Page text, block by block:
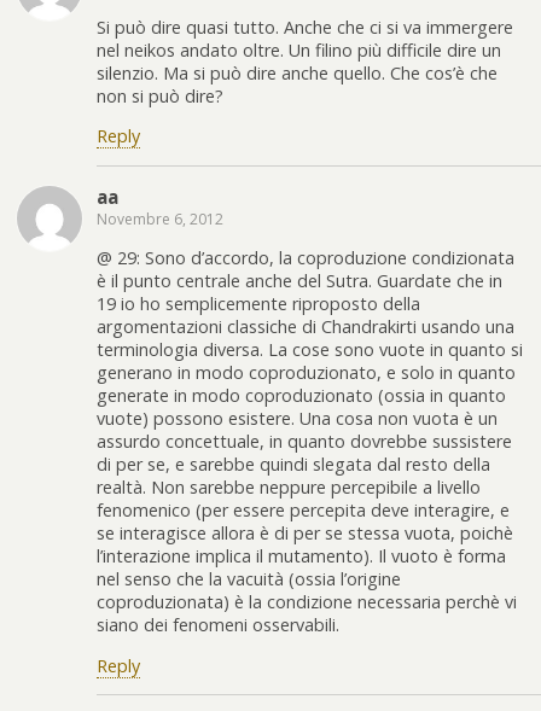
Si può dire quasi tutto. Anche che ci si va immergere
nel neikos andato oltre. Un filino più difficile dire un
silenzio. Ma si può dire anche quello. Che cos’è che
non si può dire?
Reply
aa
Novembre 6, 2012
@ 29: Sono d’accordo, la coproduzione condizionata
è il punto centrale anche del Sutra. Guardate che in
19 io ho semplicemente riproposto della
argomentazioni classiche di Chandrakirti usando una
terminologia diversa. La cose sono vuote in quanto si
generano in modo coproduzionato, e solo in quanto
generate in modo coproduzionato (ossia in quanto
vuote) possono esistere. Una cosa non vuota è un
assurdo concettuale, in quanto dovrebbe sussistere
di per se, e sarebbe quindi slegata dal resto della
realtà. Non sarebbe neppure percepibile a livello
fenomenico (per essere percepita deve interagire, e
se interagisce allora è di per se stessa vuota, poichè
l’interazione implica il mutamento). Il vuoto è forma
nel senso che la vacuità (ossia l’origine
coproduzionata) è la condizione necessaria perchè vi
siano dei fenomeni osservabili.
Reply